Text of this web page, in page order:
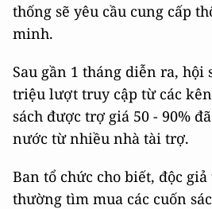
thống sẽ yêu cầu cung cấp
minh.
Sau gần 1 tháng diễn ra, hội
triệu lượt truy cập từ các
sách được trợ giá 50 - 90%
nước từ nhiều nhà tài trợ.
Ban tổ chức cho biết, độc
thường tìm mua các cuốn